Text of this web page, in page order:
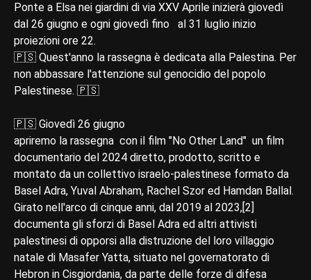
Ponte a Elsa nei giardini di via XXV Aprile inizierà giovedì
dal 26 giugno e ogni giovedì fino al 31 luglio inizio
proiezioni ore 22.
🇵🇸 Quest'anno la rassegna è dedicata alla Palestina. Per
non abbassare l'attenzione sul genocidio del popolo
Palestinese. 🇵🇸
🇵🇸 Giovedì 26 giugno
apriremo la rassegna con il film "No Other Land" un film
documentario del 2024 diretto, prodotto, scritto e
montato da un collettivo israelo-palestinese formato da
Basel Adra, Yuval Abraham, Rachel Szor ed Hamdan Ballal.
Girato nell'arco di cinque anni, dal 2019 al 2023,[2]
documenta gli sforzi di Basel Adra ed altri attivisti
palestinesi di opporsi alla distruzione del loro villaggio
natale di Masafer Yatta, situato nel governatorato di
Hebron in Cisgiordania, da parte delle forze di difesa